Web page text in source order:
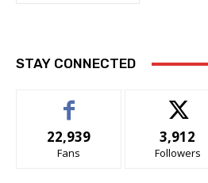
STAY CONNECTED
22,939
Fans
3,912
Followers